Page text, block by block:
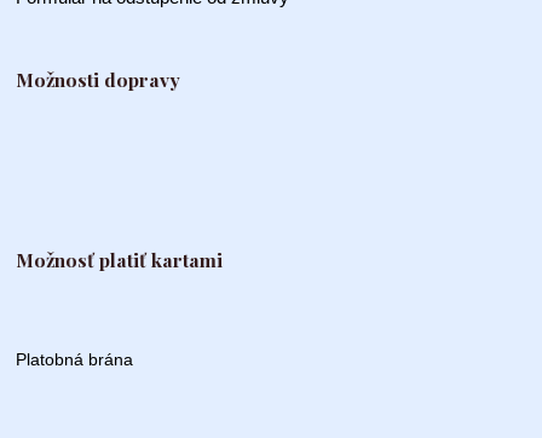
Možnosti dopravy
Možnosť platiť kartami
Platobná brána